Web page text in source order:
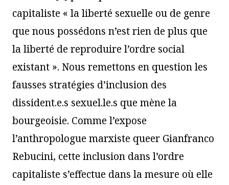
capitaliste « la liberté sexuelle ou de genre
que nous possédons n’est rien de plus que
la liberté de reproduire l’ordre social
existant ». Nous remettons en question les
fausses stratégies d’inclusion des
dissident.e.s sexuel.le.s que mène la
bourgeoisie. Comme l’expose
l’anthropologue marxiste queer Gianfranco
Rebucini, cette inclusion dans l’ordre
capitaliste s’effectue dans la mesure où elle